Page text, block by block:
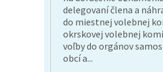
delegovaní člena a
do miestnej volebnej
okrskovej volebnej
voľby do orgánov
obcí a...